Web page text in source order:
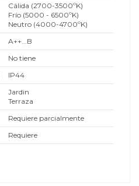
Cálida (2700-3500ºK)
Frío (5000 - 6500ºK)
Neutro (4000-4700ºK)
A++...B
No tiene
IP44
Jardin
Terraza
Requiere parcialmente
Requiere